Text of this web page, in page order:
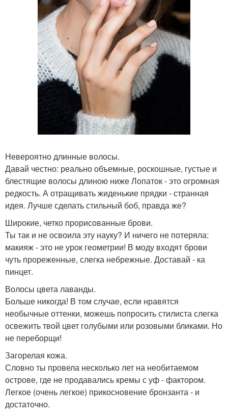
Невероятно длинные волосы.
Давай честно: реально объемные, роскошные, густые и
блестящие волосы длиною ниже Лопаток - это огромная
редкость. А отращивать жиденькие прядки - странная
идея. Лучше сделать стильный боб, правда же?
Широкие, четко прорисованные брови.
Ты так и не освоила эту науку? И ничего не потеряла:
макияж - это не урок геометрии! В моду входят брови
чуть прореженные, слегка небрежные. Доставай - ка
пинцет.
Волосы цвета лаванды.
Больше никогда! В том случае, если нравятся
необычные оттенки, можешь попросить стилиста слегка
освежить твой цвет голубыми или розовыми бликами. Но
не переборщи!
Загорелая кожа.
Словно ты провела несколько лет на необитаемом
острове, где не продавались кремы с уф - фактором.
Легкое (очень легкое) прикосновение бронзанта - и
достаточно.